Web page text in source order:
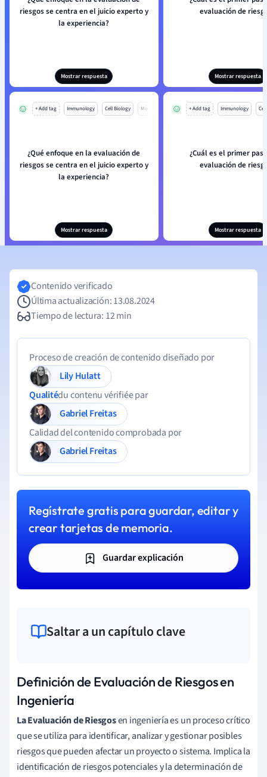
riesgos se centra en el juicio experto y
la experiencia?
Mostrar respuesta
evaluación de
Mostrar respuesta
+ Add tag Immunology Cell Biology Mo
¿Qué enfoque en la evaluación de
riesgos se centra en el juicio experto y
la experiencia?
Mostrar respuesta
+ Add tag Immunology
¿Cuál es el primer
evaluación de
Mostrar respuesta
Contenido verificado
Última actualización: 13.08.2024
Tiempo de lectura: 12 min
Proceso de creación de contenido diseñado por
Lily Hulatt
Qualitédu contenu vérifiée par
Gabriel Freitas
Calidad del contenido comprobada por
Gabriel Freitas
Regístrate gratis para guardar, editar y
crear tarjetas de memoria.
Guardar explicación
Saltar a un capítulo clave
Definición de Evaluación de Riesgos en
Ingeniería
La Evaluación de Riesgosen ingeniería es un proceso crítico
que se utiliza para identificar, analizar y gestionar posibles
riesgos que pueden afectar un proyecto o sistema. Implica la
identificación de riesgos potenciales y la determinación de